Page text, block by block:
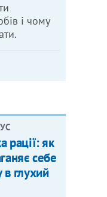
і чому
рації: як
себе
в глухий